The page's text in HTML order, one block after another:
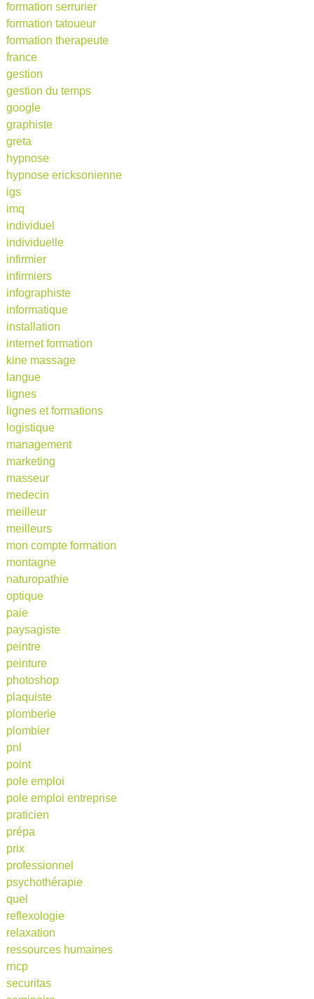
formation serrurier
formation tatoueur
formation therapeute
france
gestion
gestion du temps
google
graphiste
greta
hypnose
hypnose ericksonienne
igs
imq
individuel
individuelle
infirmier
infirmiers
infographiste
informatique
installation
internet formation
kine massage
langue
lignes
lignes et formations
logistique
management
marketing
masseur
medecin
meilleur
meilleurs
mon compte formation
montagne
naturopathie
optique
paie
paysagiste
peintre
peinture
photoshop
plaquiste
plomberie
plombier
pnl
point
pole emploi
pole emploi entreprise
praticien
prépa
prix
professionnel
psychothérapie
quel
reflexologie
relaxation
ressources humaines
rncp
securitas